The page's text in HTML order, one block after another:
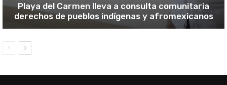
Playa del Carmen lleva a consulta comunitaria
derechos de pueblos indígenas y afromexicanos